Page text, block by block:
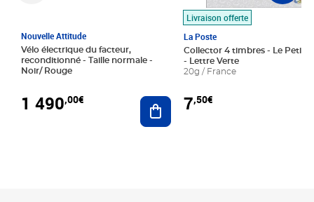
Nouvelle Attitude
Vélo électrique du facteur,
reconditionné - Taille normale -
Noir/ Rouge
1 490,00€ Ajouter au panier
Livraison offerte
La Poste
Collector 4 timbres - Le Petit
- Lettre Verte
20g / France
7,50€